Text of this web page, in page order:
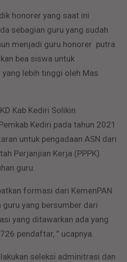
honorer yang saat ini
sebagian guru yang sudah
menjadi guru honorer putra
bea siswa untuk
lebih tinggi oleh Mas
Kab Kediri Solikin
Kediri pada tahun 2021
untuk pengadaan ASN dari
Perjanjian Kerja (PPPK)
guru.
formasi dari KemenPAN
yang bersumber dari
yang ditawarkan ada yang
pendaftar, ” ucapnya.
seleksi adminitrasi dan